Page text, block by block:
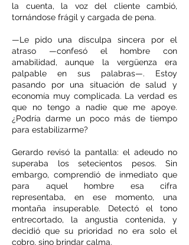
la cuenta, la voz del cliente cambió,
tornándose frágil y cargada de pena.
—Le pido una disculpa sincera por el
atraso —confesó el hombre con
amabilidad, aunque la vergüenza era
palpable en sus palabras—. Estoy
pasando por una situación de salud y
economía muy complicada. La verdad es
que no tengo a nadie que me apoye.
¿Podría darme un poco más de tiempo
para estabilizarme?
Gerardo revisó la pantalla: el adeudo no
superaba los setecientos pesos. Sin
embargo, comprendió de inmediato que
para aquel hombre esa cifra
representaba, en ese momento, una
montaña insuperable. Detectó el tono
entrecortado, la angustia contenida, y
decidió que su prioridad no era solo el
cobro, sino brindar calma.